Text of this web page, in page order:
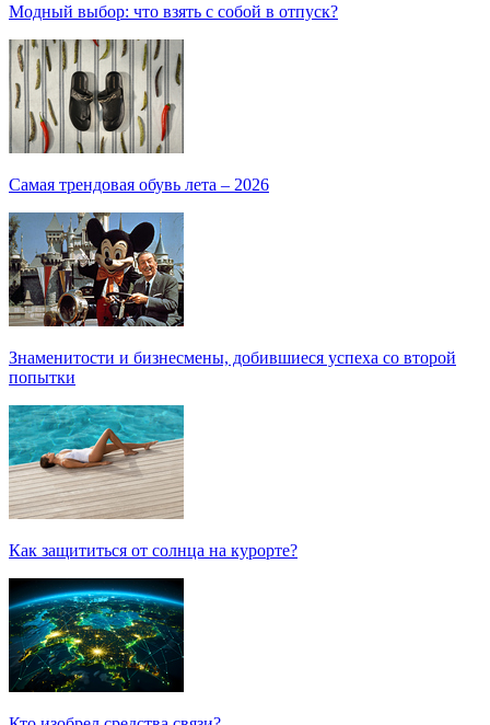
Модный выбор: что взять с собой в отпуск?
Самая трендовая обувь лета – 2026
Знаменитости и бизнесмены, добившиеся успеха со второй
попытки
Как защититься от солнца на курорте?